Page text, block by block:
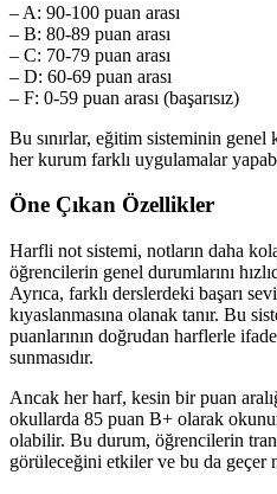
– A: 90-100 puan arası
– B: 80-89 puan arası
– C: 70-79 puan arası
– D: 60-69 puan arası
– F: 0-59 puan arası (başarısız)
Bu sınırlar, eğitim sisteminin genel
her kurum farklı uygulamalar
Öne Çıkan Özellikler
Harfli not sistemi, notların daha
öğrencilerin genel durumlarını
Ayrıca, farklı derslerdeki başarı
kıyaslanmasına olanak tanır. Bu
puanlarının doğrudan harflerle
sunmasıdır.
Ancak her harf, kesin bir puan
okullarda 85 puan B+ olarak
olabilir. Bu durum, öğrencilerin
görüleceğini etkiler ve bu da geçer